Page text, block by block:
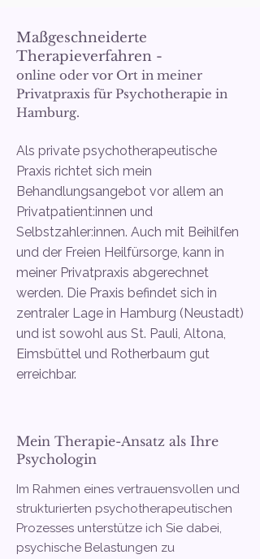
Maßgeschneiderte
Therapieverfahren -
online oder vor Ort in meiner
Privatpraxis für Psychotherapie in
Hamburg.
Als private psychotherapeutische
Praxis richtet sich mein
Behandlungsangebot vor allem an
Privatpatient:innen und
Selbstzahler:innen. Auch mit Beihilfen
und der Freien Heilfürsorge, kann in
meiner Privatpraxis abgerechnet
werden. Die Praxis befindet sich in
zentraler Lage in Hamburg (Neustadt)
und ist sowohl aus St. Pauli, Altona,
Eimsbüttel und Rotherbaum gut
erreichbar.
Mein Therapie-Ansatz als Ihre
Psychologin
Im Rahmen eines vertrauensvollen und
strukturierten psychotherapeutischen
Prozesses unterstütze ich Sie dabei,
psychische Belastungen zu